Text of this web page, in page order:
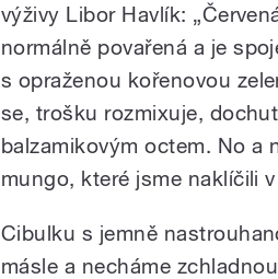
výživy Libor Havlík:
normálně povařená a je
s opraženou kořenovou
se, trošku rozmixuje,
balzamikovým octem. No a
mungo, které jsme naklíčili v
Cibulku s jemně
másle a necháme